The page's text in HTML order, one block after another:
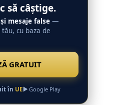
să câștige.
mesaje false —
cu baza de
GRATUIT
în UE Google Play